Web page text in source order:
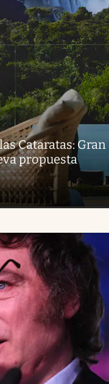
Cataratas: Gran
propuesta